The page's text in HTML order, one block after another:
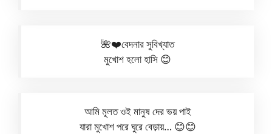
🌺❤️বেদনার সুবিখ্যাত
মুখোশ হলো হাসি 😊
আমি মূলত ওই মানুষ দের ভয় পাই
যারা মুখোশ পরে ঘুরে বেড়ায়… 😊😊